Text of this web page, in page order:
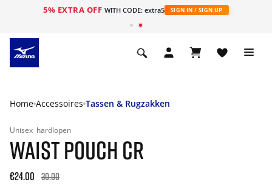
5% EXTRA OFF WITH CODE: extra5 SIGN IN / SIGN UP
Home Accessoires Tassen & Rugzakken
Unisex hardlopen
WAIST POUCH CR
€24.00 30.00